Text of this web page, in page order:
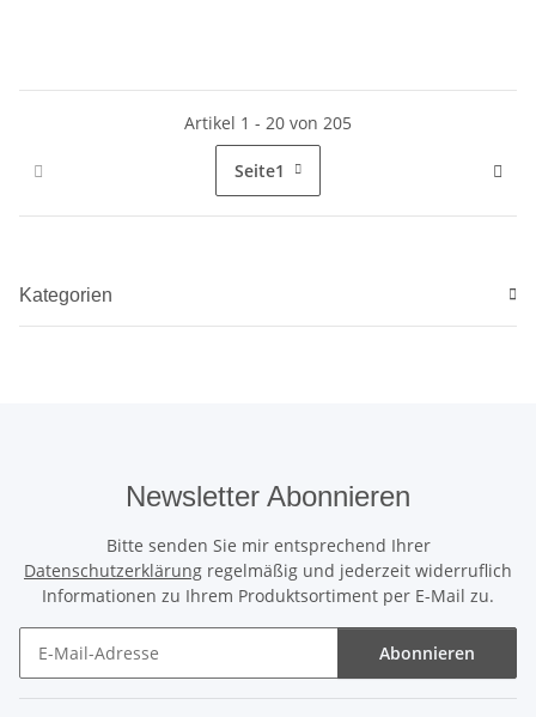
Artikel 1 - 20 von 205
Seite1
Kategorien
Newsletter Abonnieren
Bitte senden Sie mir entsprechend Ihrer
Datenschutzerklärung regelmäßig und jederzeit widerruflich
Informationen zu Ihrem Produktsortiment per E-Mail zu.
Abonnieren